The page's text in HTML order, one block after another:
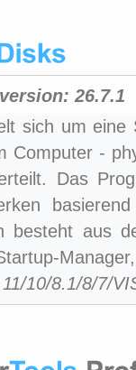
26.7.1
sich um eine
Computer -
Das
besteht aus
10/8.1/8/7/